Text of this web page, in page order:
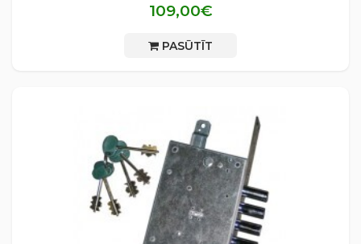
109,00€
PASŪTĪT